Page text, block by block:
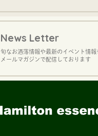
News Letter
旬なお洒落情報や最新のイベント情報
メールマガジンで配信しております